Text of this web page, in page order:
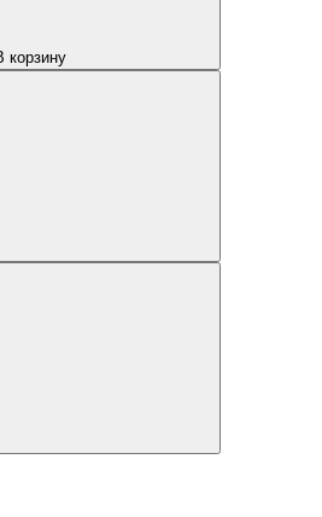
корзину